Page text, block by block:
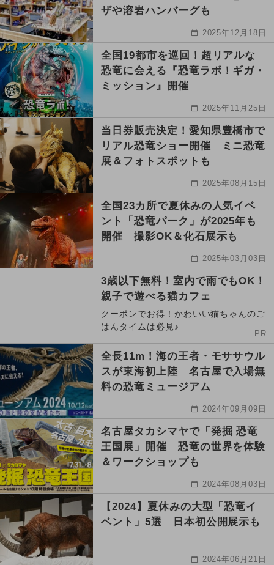
ザや溶岩ハンバーグも
2025年12月18日
全国19都市を巡回！超リアルな
恐竜に会える『恐竜ラボ！ギガ・
ミッション』開催
2025年11月25日
当日券販売決定！愛知県豊橋市で
リアル恐竜ショー開催 ミニ恐竜
展＆フォトスポットも
2025年08月15日
全国23カ所で夏休みの人気イベ
ント「恐竜パーク」が2025年も
開催 撮影OK＆化石展示も
2025年03月03日
3歳以下無料！室内で雨でもOK！
親子で遊べる猫カフェ
クーポンでお得！かわいい猫ちゃんのご
はんタイムは必見♪
PR
全長11m！海の王者・モササウル
スが東海初上陸 名古屋で入場無
料の恐竜ミュージアム
2024年09月09日
名古屋タカシマヤで「発掘 恐竜
王国展」開催 恐竜の世界を体験
＆ワークショップも
2024年08月03日
【2024】夏休みの大型「恐竜イ
ベント」5選 日本初公開展示も
2024年06月21日